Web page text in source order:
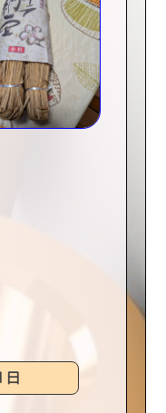
日